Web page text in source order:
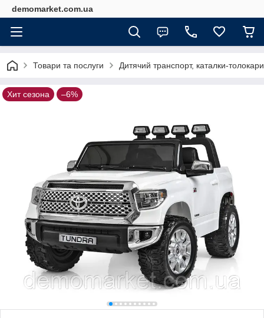
demomarket.com.ua
Товари та послуги Дитячий транспорт, каталки-
Хит сезона –6%